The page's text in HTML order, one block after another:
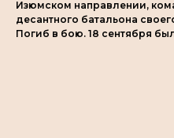
Изюмском направлении,
десантного батальона
Погиб в бою. 18 сентября